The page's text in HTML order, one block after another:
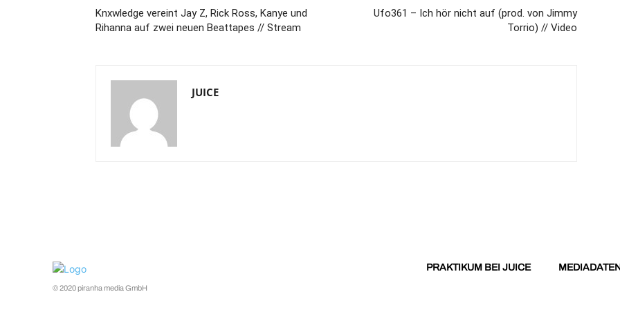
Knxwledge vereint Jay Z, Rick Ross, Kanye und
Rihanna auf zwei neuen Beattapes // Stream
Ufo361 – Ich hör nicht auf (prod. von Jimmy
Torrio) // Video
JUICE
PRAKTIKUM BEI JUICE
© 2020 piranha media GmbH